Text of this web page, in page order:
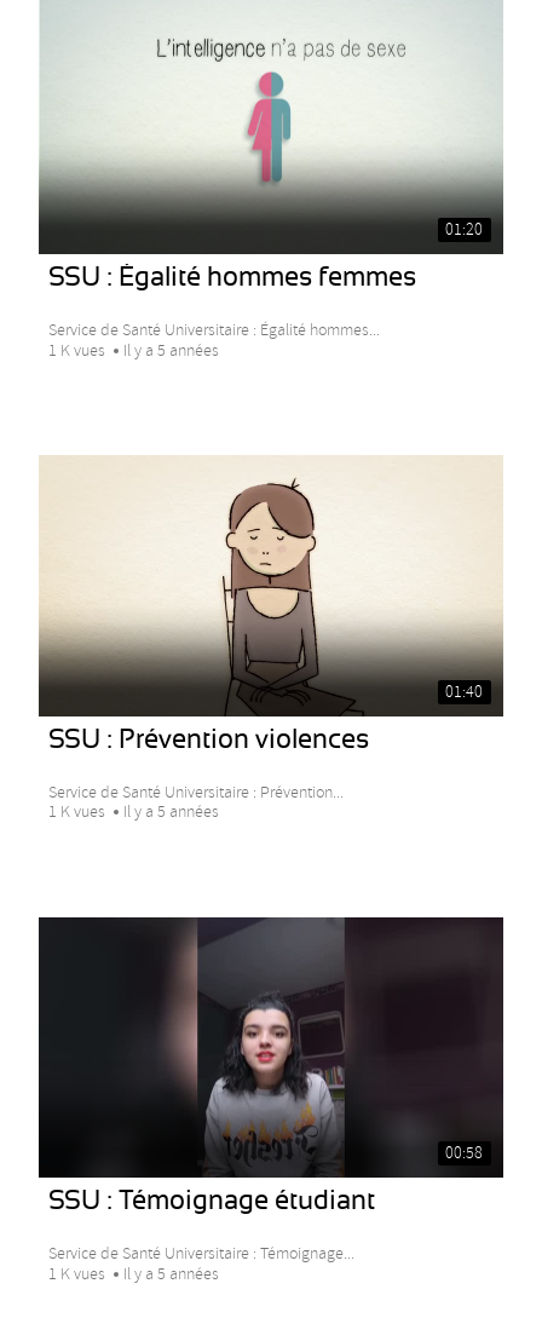
01:20
SSU : Égalité hommes femmes
Service de Santé Universitaire : Égalité hommes...
1 K vues
Il y a 5 années
01:40
SSU : Prévention violences
Service de Santé Universitaire : Prévention...
1 K vues
Il y a 5 années
00:58
SSU : Témoignage étudiant
Service de Santé Universitaire : Témoignage...
1 K vues
Il y a 5 années